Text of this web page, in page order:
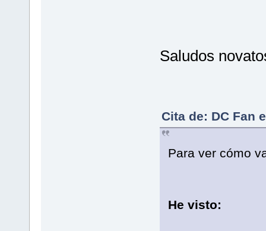
Saludos
Cita de: DC Fan
Para ver cómo
He visto: